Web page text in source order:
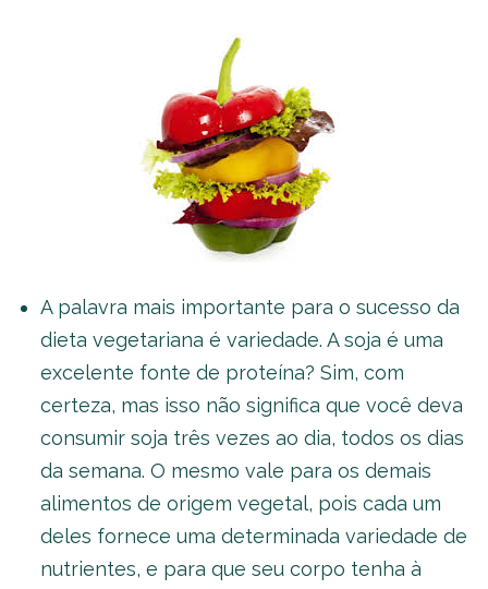
A palavra mais importante para o sucesso da
dieta vegetariana é variedade. A soja é uma
excelente fonte de proteína? Sim, com
certeza, mas isso não significa que você deva
consumir soja três vezes ao dia, todos os dias
da semana. O mesmo vale para os demais
alimentos de origem vegetal, pois cada um
deles fornece uma determinada variedade de
nutrientes, e para que seu corpo tenha à